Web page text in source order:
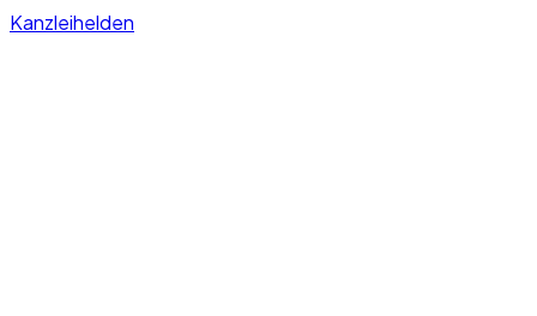
Kanzleihelden